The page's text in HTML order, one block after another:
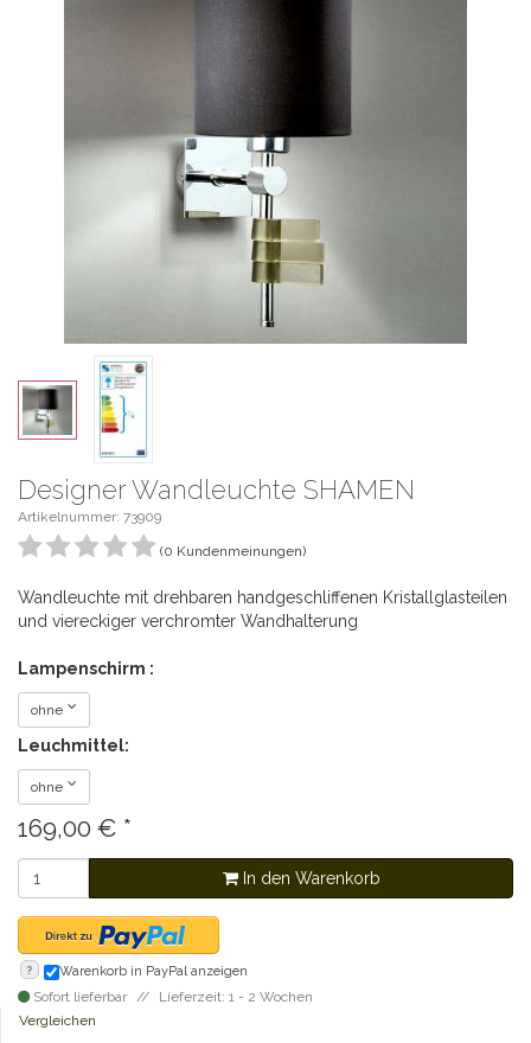
Designer Wandleuchte SHAMEN
Artikelnummer: 73909
(0 Kundenmeinungen)
Wandleuchte mit drehbaren handgeschliffenen Kristallglasteilen
und viereckiger verchromter Wandhalterung
Lampenschirm :
ohne
Leuchmittel:
ohne
169,00 € *
In den Warenkorb
? Warenkorb in PayPal anzeigen
Sofort lieferbar
Lieferzeit: 1 - 2 Wochen
Vergleichen